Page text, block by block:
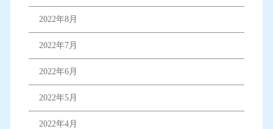
2022年8月
2022年7月
2022年6月
2022年5月
2022年4月